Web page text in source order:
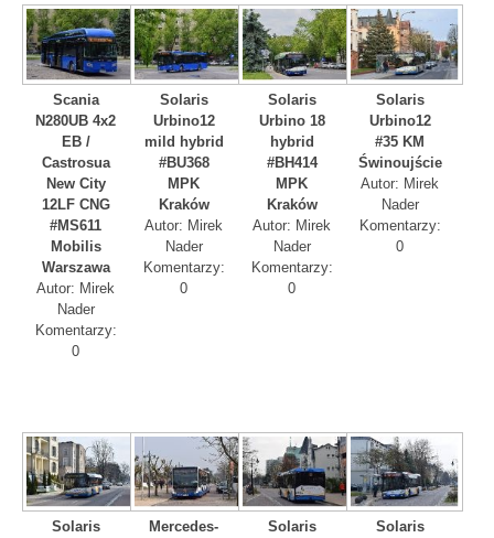
Scania
N280UB 4x2
EB /
Castrosua
New City
12LF CNG
#MS611
Mobilis
Warszawa
Autor: Mirek
Nader
Komentarzy:
0
Solaris
Urbino12
mild hybrid
#BU368
MPK
Kraków
Autor: Mirek
Nader
Komentarzy:
0
Solaris
Urbino 18
hybrid
#BH414
MPK
Kraków
Autor: Mirek
Nader
Komentarzy:
0
Solaris
Urbino12
#35 KM
Świnoujście
Autor: Mirek
Nader
Komentarzy:
0
Solaris
Mercedes-
Solaris
Solaris